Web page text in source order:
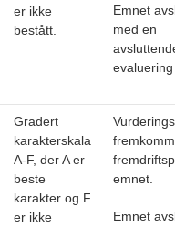
er ikke
bestått.
Emnet
med en
evaluering
Gradert
karakterskala
A-F, der A er
beste
karakter og F
er ikke
emnet.
Emnet